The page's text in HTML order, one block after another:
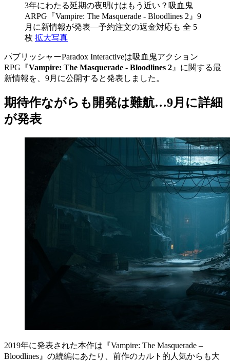
3年にわたる延期の夜明けはもう近い？吸血鬼
ARPG『Vampire: The Masquerade - Bloodlines 2』9
月に新情報が発表―予約注文の返金対応も 全 5
枚 拡大写真
パブリッシャーParadox Interactiveは吸血鬼アクション
RPG『Vampire: The Masquerade - Bloodlines 2 』に関する最
新情報を、9月に公開すると発表しました。
期待作ながらも開発は難航…9月に詳細
が発表
2019年に発表された本作は『Vampire: The Masquerade –
Bloodlines』の続編にあたり、前作のカルト的人気からも大